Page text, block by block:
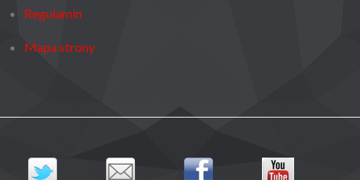
Regulamin
Mapa strony